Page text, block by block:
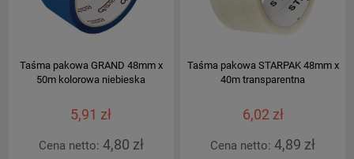
Taśma pakowa GRAND 48mm x
50m kolorowa niebieska
5,91 zł
Cena netto: 4,80 zł
Taśma pakowa STARPAK 48mm x
40m transparentna
6,02 zł
Cena netto:4,89 zł